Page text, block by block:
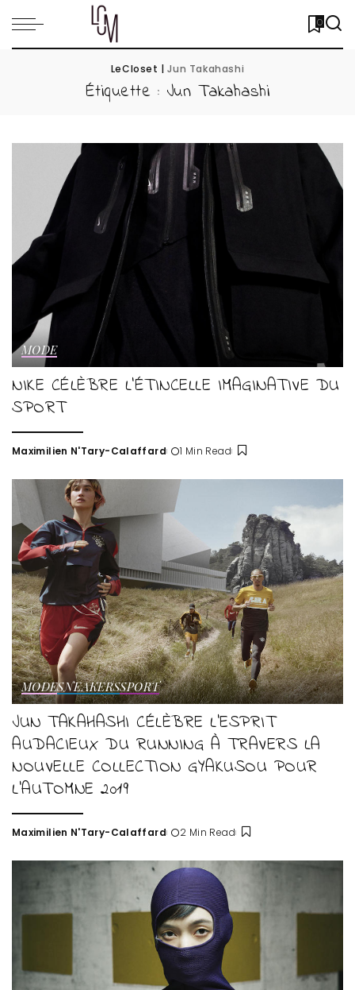
0
LeCloset |Jun Takahashi
Étiquette : Jun Takahashi
MODE
NIKE CÉLÈBRE L’ÉTINCELLE IMAGINATIVE DU
SPORT
Posted
Maximilien N'Tary-Calaffard 1 Min Read
MODESNEAKERSSPORT
JUN TAKAHASHI CÉLÈBRE L’ESPRIT
AUDACIEUX DU RUNNING À TRAVERS LA
NOUVELLE COLLECTION GYAKUSOU POUR
L’AUTOMNE 2019
Posted
Maximilien N'Tary-Calaffard 2 Min Read